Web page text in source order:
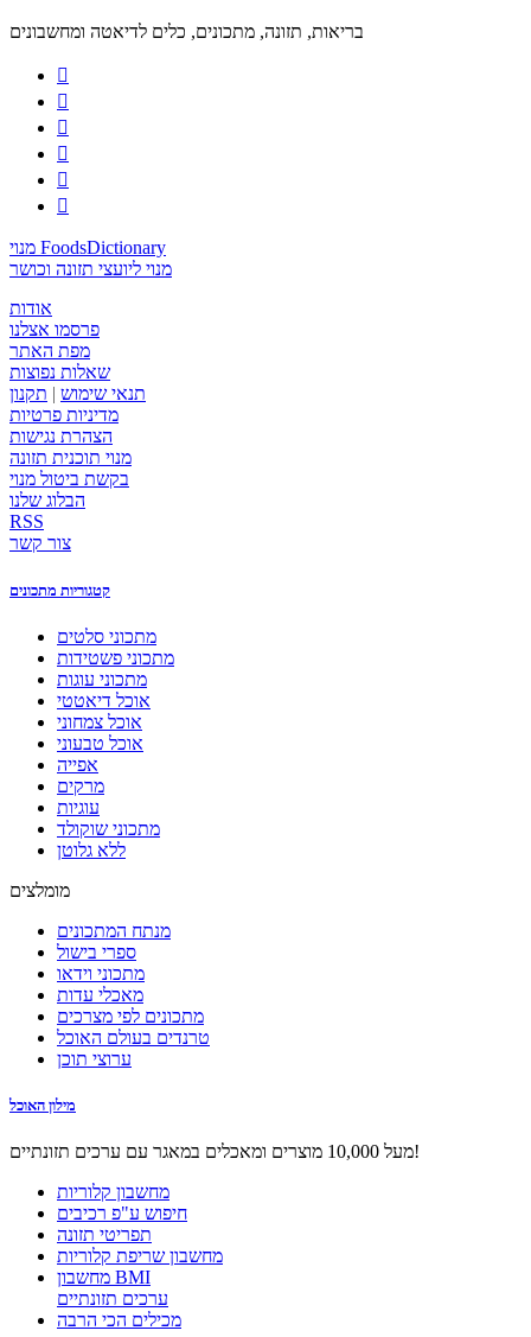
בריאות, תזונה, מתכונים, כלים לדיאטה ומחשבונים






מנוי FoodsDictionary
מנוי ליועצי תזונה וכושר
אודות
פרסמו אצלנו
מפת האתר
שאלות נפוצות
תנאי שימוש | תקנון
מדיניות פרטיות
הצהרת נגישות
מנוי תוכנית תזונה
בקשת ביטול מנוי
הבלוג שלנו
RSS
צור קשר
קטגוריות מתכונים
מתכוני סלטים
מתכוני פשטידות
מתכוני עוגות
אוכל דיאטטי
אוכל צמחוני
אוכל טבעוני
אפייה
מרקים
עוגיות
מתכוני שוקולד
ללא גלוטן
מומלצים
מנתח המתכונים
ספרי בישול
מתכוני וידאו
מאכלי עדות
מתכונים לפי מצרכים
טרנדים בעולם האוכל
ערוצי תוכן
מילון האוכל
מעל 10,000 מוצרים ומאכלים במאגר עם ערכים תזונתיים!
מחשבון קלוריות
חיפוש ע"פ רכיבים
תפריטי תזונה
מחשבון שריפת קלוריות
מחשבון BMI
ערכים תזונתיים
מכילים הכי הרבה